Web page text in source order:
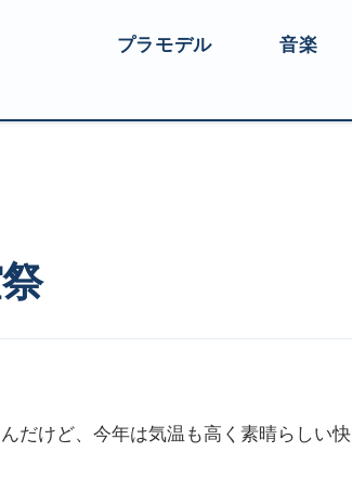
プラモデル 音楽
だけど、今年は気温も高く素晴らしい快